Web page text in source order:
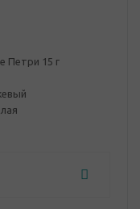
Петри 15 г